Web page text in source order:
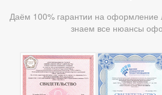
Даём 100% гарантии на оформление
знаем все нюансы